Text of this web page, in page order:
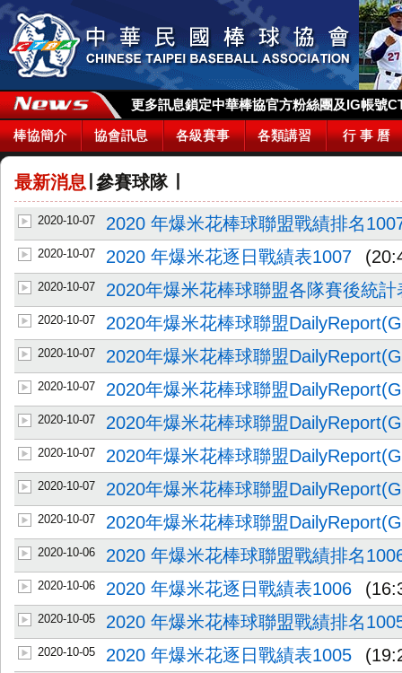
更多訊息鎖定中華棒協官方粉絲團及IG帳號
棒協簡介 協會訊息 各級賽事 各類講習 行 事 曆
最新消息 參賽球隊∣
2020-10-07 2020 年爆米花棒球聯盟戰績排名
2020-10-07 2020 年爆米花逐日戰績表1007
2020-10-07 2020年爆米花棒球聯盟各隊賽後統計
2020-10-07 2020年爆米花棒球聯盟
2020-10-07 2020年爆米花棒球聯盟
2020-10-07 2020年爆米花棒球聯盟
2020-10-07 2020年爆米花棒球聯盟
2020-10-07 2020年爆米花棒球聯盟
2020-10-07 2020年爆米花棒球聯盟
2020-10-07 2020年爆米花棒球聯盟
2020-10-06 2020 年爆米花棒球聯盟戰績排名
2020-10-06 2020 年爆米花逐日戰績表1006
2020-10-05 2020 年爆米花棒球聯盟戰績排名
2020-10-05 2020 年爆米花逐日戰績表1005